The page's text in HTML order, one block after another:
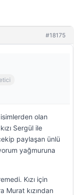
#18175
olan
Sergül ile
paylaşan ünlü
yağmuruna
Kızı için
Murat kızından